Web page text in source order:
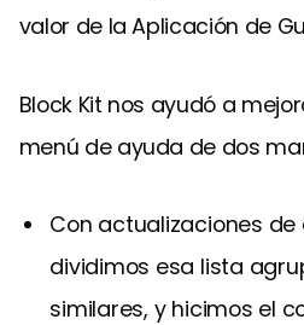
valor de la Aplicación de
Block Kit nos ayudó a
menú de ayuda de dos
Con actualizaciones de
dividimos esa lista
similares, y hicimos el